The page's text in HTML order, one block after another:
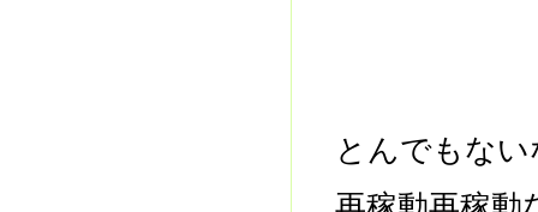
とんでもな